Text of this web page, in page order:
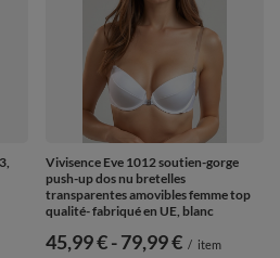
Vivisence Eve 1012 soutien-gorge
push-up dos nu bretelles
transparentes amovibles femme top
qualité- fabriqué en UE, blanc
de
45,99 €-vers le bas
79,99 € / item